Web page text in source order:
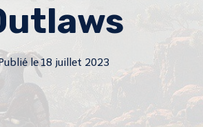
le18 juillet 2023